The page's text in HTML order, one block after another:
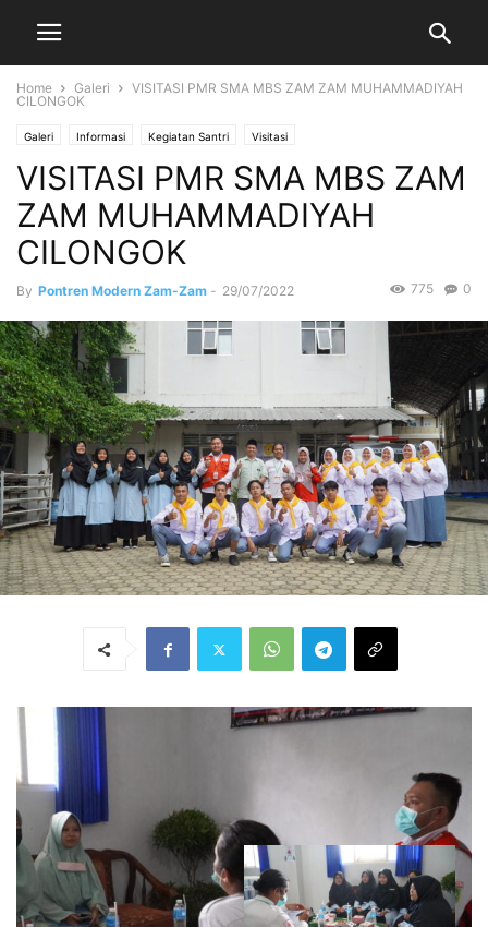
Home Galeri
VISITASI PMR SMA MBS ZAM ZAM MUHAMMADIYAH
CILONGOK
Galeri Informasi Kegiatan Santri Visitasi
VISITASI PMR SMA MBS ZAM
ZAM MUHAMMADIYAH
CILONGOK
By Pontren Modern Zam-Zam - 29/07/2022 0
775